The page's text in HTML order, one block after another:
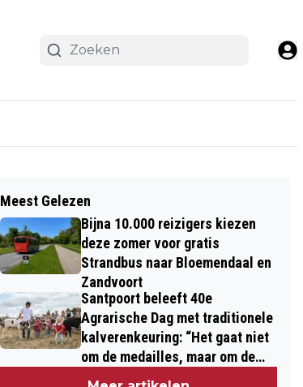
Meest Gelezen
Bijna 10.000 reizigers kiezen
deze zomer voor gratis
Strandbus naar Bloemendaal en
Zandvoort
Santpoort beleeft 40e
Agrarische Dag met traditionele
kalverenkeuring: “Het gaat niet
om de medailles, maar om de